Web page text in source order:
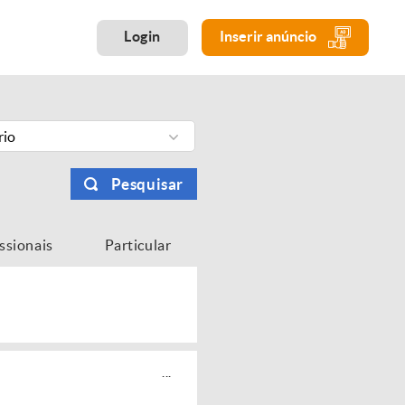
Login Inserir anúncio
Pesquisar
Particular